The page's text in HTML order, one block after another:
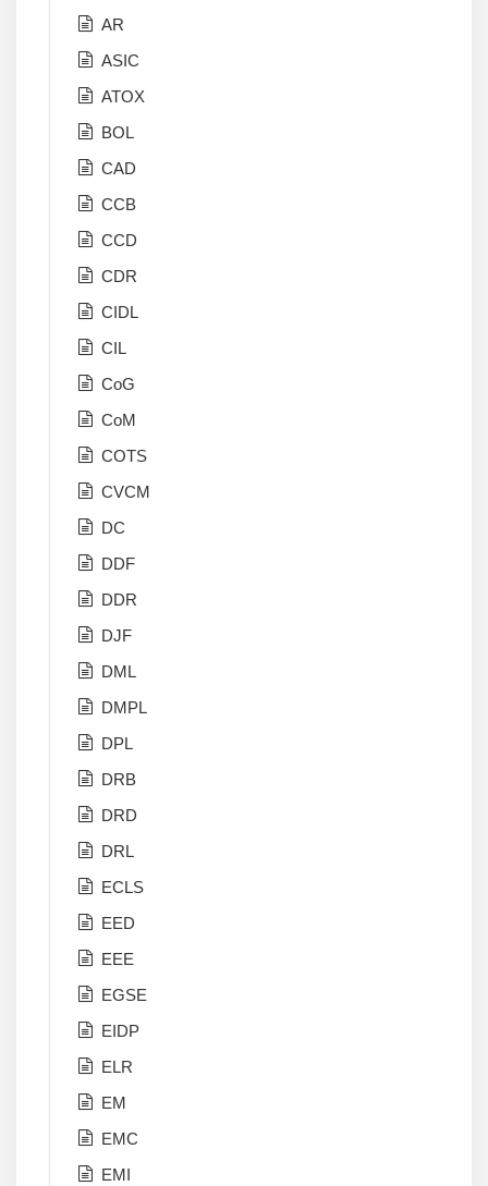
AR
ASIC
ATOX
BOL
CAD
CCB
CCD
CDR
CIDL
CIL
CoG
CoM
COTS
CVCM
DC
DDF
DDR
DJF
DML
DMPL
DPL
DRB
DRD
DRL
ECLS
EED
EEE
EGSE
EIDP
ELR
EM
EMC
EMI